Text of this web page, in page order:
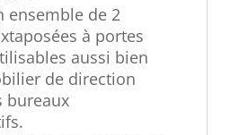
ensemble de 2
à portes
aussi bien
de direction
bureaux